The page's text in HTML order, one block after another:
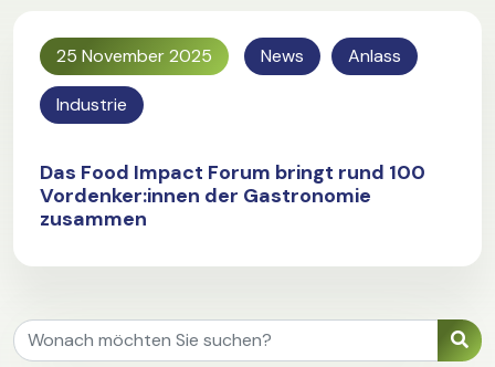
25 November 2025 News Anlass
Industrie
Das Food Impact Forum bringt rund 100
Vordenker:innen der Gastronomie
zusammen